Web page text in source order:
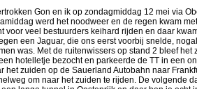
Gon en ik op zondagmiddag 12 mei via
werd het noodweer en de regen kwam
voor veel bestuurders keihard rijden en daar
een Jaguar, die ons eerst voorbij snelde,
was. Met de ruitenwissers op stand 2 bleef het
hotelletje bezocht en parkeerde de TT in een
het zuiden op de Sauerland Autobahn naar
om naar het zuiden te rijden. De volgende